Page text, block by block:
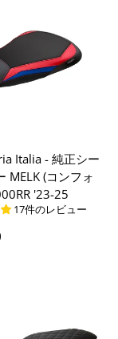
Italia - 純正シー
MELK (コンフォ
'23-25
17件のレビュー